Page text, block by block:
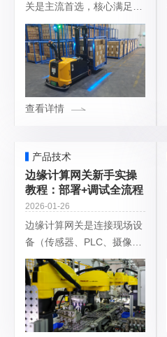
关是主流首选，核心满足工
业生产对稳定性、低时延、
高可靠的核心需求；无线边
缘计算网关是重要补充，适
配布线难度大、设备移动 /
分散、老旧产
查看详情
产品技术
边缘计算网关新手实操
教程：部署+调试全流程
2026-01-26
边缘计算网关是连接现场设
备（传感器、PLC、摄像头
等）与云端 / 本地服务器的
核心设备，负责数据采集、
协议解析、边缘计算、数据
转发，新手部署调试的核心
原则是先物